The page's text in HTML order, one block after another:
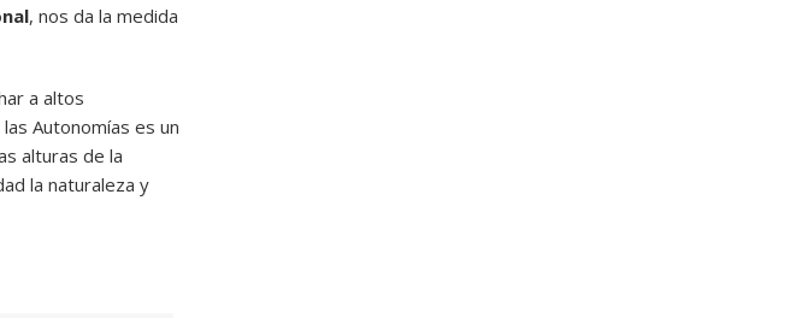
, nos da la medida
a altos
Autonomías es un
alturas de la
la naturaleza y